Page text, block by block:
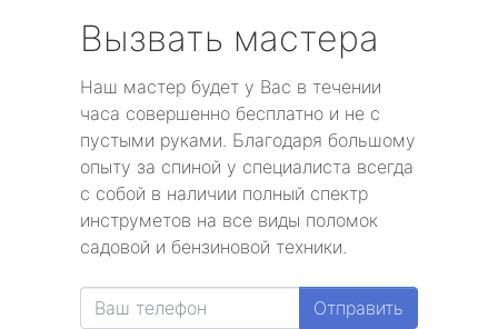
Вызвать мастера
Наш мастер будет у Вас в течении
часа совершенно бесплатно и не с
пустыми руками. Благодаря большому
опыту за спиной у специалиста всегда
с собой в наличии полный спектр
инструметов на все виды поломок
садовой и бензиновой техники.
Отправить